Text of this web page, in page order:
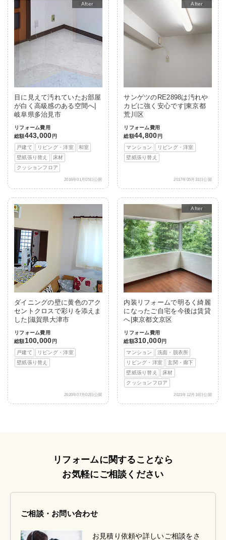
After
目に見えて汚れていたお部屋
が白く高級感のある空間へ|
岐阜県多治見市
リフォーム費用
総額443,000 円
戸建て
リビング・洋室
和室
壁紙張り替え
床材
クッションフロア
2016年01月05日公開
After
サンゲツのRE2898は汚れや
カビに強く安心です|東京都
荒川区
リフォーム費用
総額44,800 円
マンション
リビング・洋室
壁紙張り替え
2017年05月31日公開
ダイニングの壁に黄色のアク
セントクロスで彩りを添えま
した|滋賀県大津市
リフォーム費用
総額100,000 円
戸建て
リビング・洋室
壁紙張り替え
2020年07月02日公開
After
内装リフォームで明るく綺麗
になったご自宅を今後は賃貸
へ|東京都文京区
リフォーム費用
総額310,000円
マンション
洗面・脱衣所
リビング・洋室
玄関・廊下
壁紙張り替え
床材
クッションフロア
2021年12月16日公開
リフォームに関することなら
お気軽にご相談ください
ご相談・お問い合わせ
お見積り依頼や詳しいご相談をさ